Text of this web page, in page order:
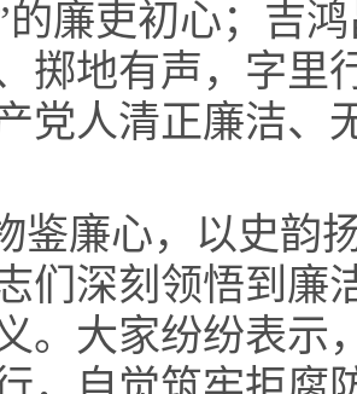
理，在“垂范”
安身居宰相
了凡立命篇》
的廉吏初心；
掷地有声，
党人清正廉